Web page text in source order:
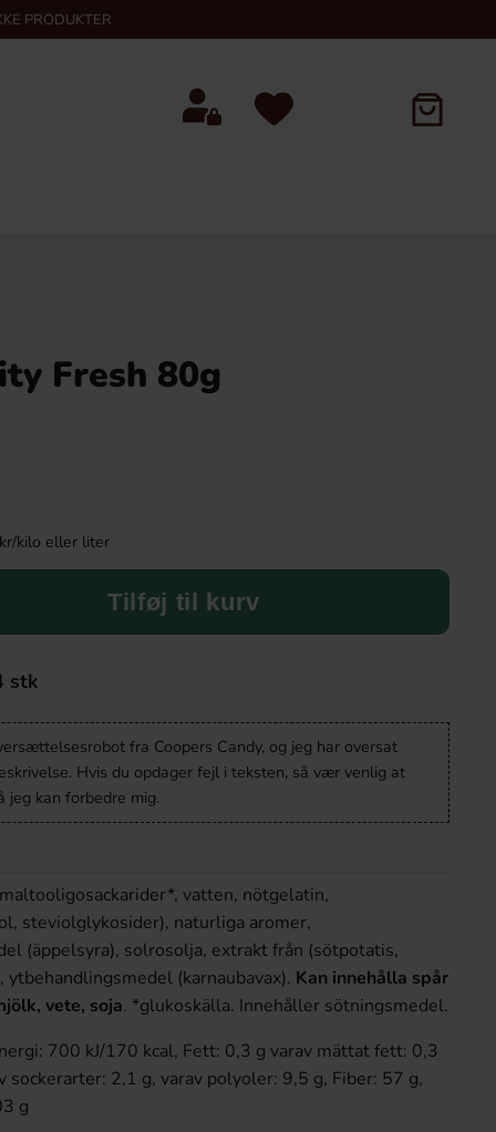
PRODUKTER
Fresh 80g
kilo eller liter
Tilføj til kurv
stk
fra Coopers Candy, og jeg har oversat
Hvis du opdager fejl i teksten, så vær venlig at
jeg kan forbedre mig.
vatten, nötgelatin,
steviolglykosider), naturliga aromer,
(äppelsyra), solrosolja, extrakt från (sötpotatis,
(karnaubavax). Kan innehålla spår
vete, soja. *glukoskälla. Innehåller sötningsmedel.
700 kJ/170 kcal, Fett: 0,3 g varav mättat fett: 0,3
sockerarter: 2,1 g, varav polyoler: 9,5 g, Fiber: 57 g,
g